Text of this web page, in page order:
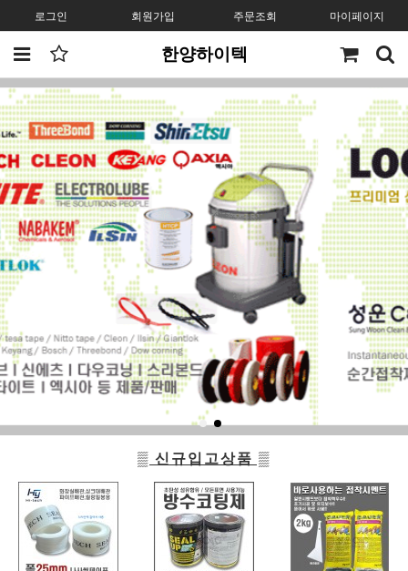
로그인 회원가입 주문조회 마이페이지
한양하이텍
▒ 신규입고상품 ▒